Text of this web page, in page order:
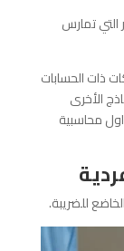
التي تمارس
ذات الحسابات
الأخرى
محاسبية
للضريبة.